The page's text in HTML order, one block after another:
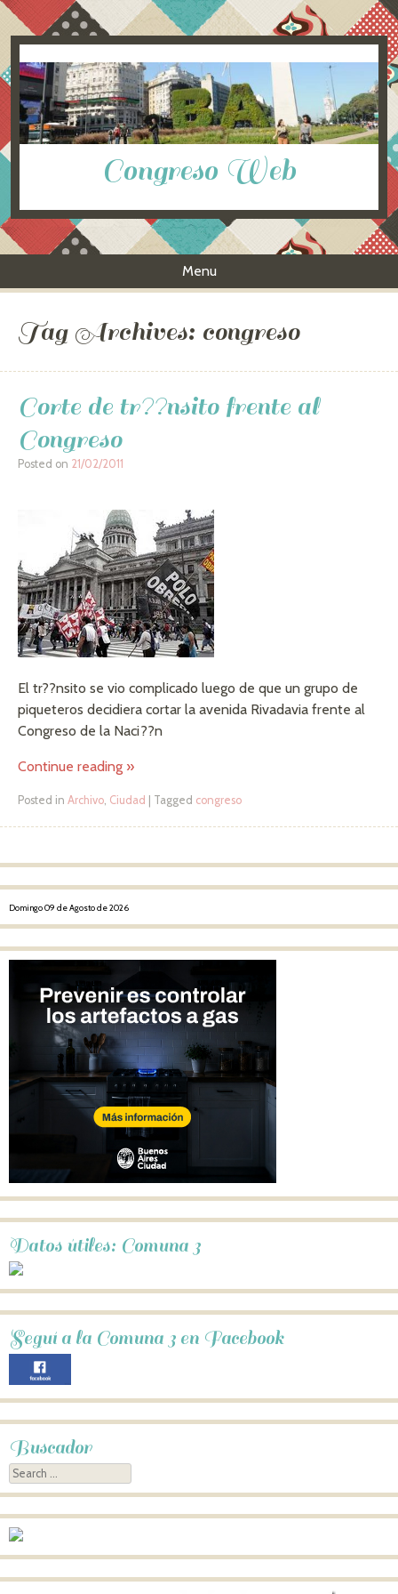
Congreso Web
Menu
Tag Archives: congreso
Corte de tr??nsito frente al
Congreso
Posted on 21/02/2011
El tr??nsito se vio complicado luego de que un grupo de
piqueteros decidiera cortar la avenida Rivadavia frente al
Congreso de la Naci??n
Continue reading »
Posted in Archivo, Ciudad Tagged congreso
Post navigation
Domingo 09 de Agosto de 2026
Datos útiles: Comuna 3
Seguí a la Comuna 3 en Facebook
Buscador
Search